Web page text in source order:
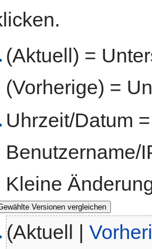
(Aktuell) =
(Vorherige) =
Uhrzeit/Datum
Benutzername/
Kleine
(Aktuell |